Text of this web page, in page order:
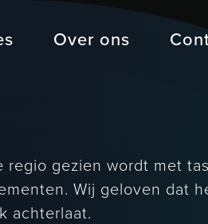
Over ons
gezien wordt met
Wij geloven dat
achterlaat.